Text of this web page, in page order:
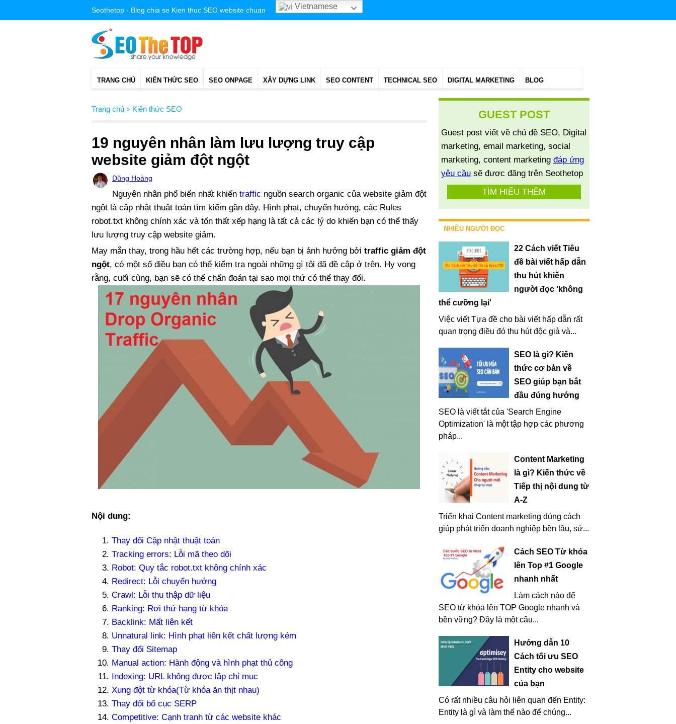
Seothetop - Blog chia se Kien thuc SEO website chuan Vietnamese
TRANG CHỦ KIẾN THỨC SEO SEO ONPAGE XÂY DỰNG LINK SEO CONTENT TECHNICAL SEO DIGITAL MARKETING BLOG
Trang chủ > Kiến thức SEO
19 nguyên nhân làm lưu lượng truy cập
website giảm đột ngột
Dũng Hoàng
Nguyên nhân phổ biến nhất khiến traffic nguồn search organic của website giảm đột
ngột là cập nhật thuật toán tìm kiếm gần đây. Hình phạt, chuyển hướng, các Rules
robot.txt không chính xác và tổn thất xếp hạng là tất cả các lý do khiến bạn có thể thấy
lưu lượng truy cập website giảm.
May mắn thay, trong hầu hết các trường hợp, nếu bạn bị ảnh hưởng bởi traffic giảm đột
ngột, có một số điều bạn có thể kiểm tra ngoài những gì tôi đã đề cập ở trên. Hy vọng
rằng, cuối cùng, bạn sẽ có thể chẩn đoán tại sao mọi thứ có thể thay đổi.
Nội dung:
Thay đổi Cập nhật thuật toán
Tracking errors: Lỗi mã theo dõi
Robot: Quy tắc robot.txt không chính xác
Redirect: Lỗi chuyển hướng
Crawl: Lỗi thu thập dữ liệu
Ranking: Rơi thứ hạng từ khóa
Backlink: Mất liên kết
Unnatural link: Hình phạt liên kết chất lượng kém
Thay đổi Sitemap
Manual action: Hành động và hình phạt thủ công
Indexing: URL không được lập chỉ mục
Xung đột từ khóa(Từ khóa ăn thịt nhau)
Thay đổi bố cục SERP
Competitive: Cạnh tranh từ các website khác
GUEST POST
Guest post viết về chủ đề SEO, Digital
marketing, email marketing, social
marketing, content marketing đáp ứng
yêu cầu sẽ được đăng trên Seothetop
TÌM HIỂU THÊM
NHIỀU NGƯỜI ĐỌC
22 Cách viết Tiêu
đề bài viết hấp dẫn
thu hút khiến
người đọc 'không
thể cưỡng lại'
Việc viết Tựa đề cho bài viết hấp dẫn rất
quan trọng điều đó thu hút độc giả và...
SEO là gì? Kiến
thức cơ bản về
SEO giúp bạn bắt
đầu đúng hướng
SEO là viết tắt của 'Search Engine
Optimization' là một tập hợp các phương
pháp...
Content Marketing
là gì? Kiến thức về
Tiếp thị nội dung từ
A-Z
Triển khai Content marketing đúng cách
giúp phát triển doanh nghiệp bền lâu, sử...
Cách SEO Từ khóa
lên Top #1 Google
nhanh nhất
Làm cách nào để
SEO từ khóa lên TOP Google nhanh và
bền vững? Đây là một câu...
Hướng dẫn 10
Cách tối ưu SEO
Entity cho website
của bạn
Có rất nhiều câu hỏi liên quan đến Entity:
Entity là gì và làm thế nào để chúng...